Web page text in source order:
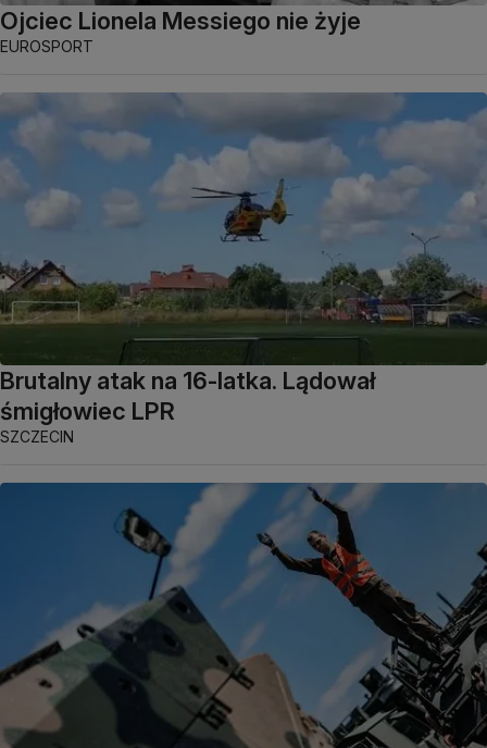
Ojciec Lionela Messiego nie żyje
EUROSPORT
Brutalny atak na 16-latka. Lądował
śmigłowiec LPR
SZCZECIN